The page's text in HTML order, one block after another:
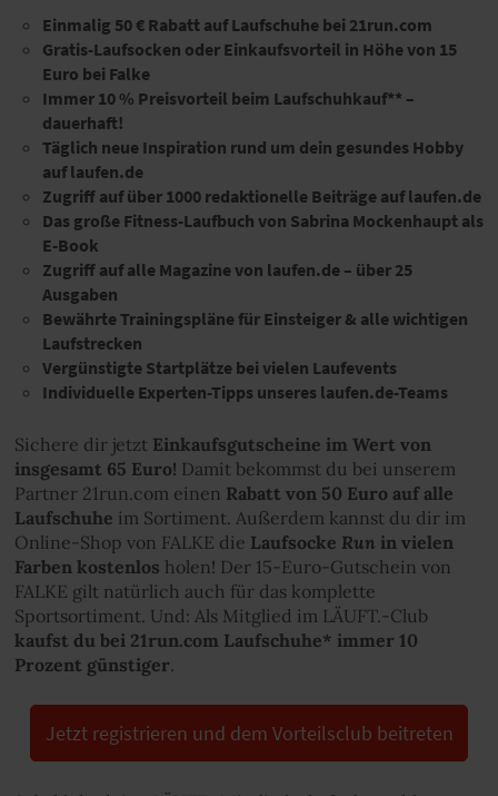
Einmalig 50 € Rabatt auf Laufschuhe bei 21run.com
Gratis-Laufsocken oder Einkaufsvorteil in Höhe von 15
Euro bei Falke
Immer 10 % Preisvorteil beim Laufschuhkauf** –
dauerhaft!
Täglich neue Inspiration rund um dein gesundes Hobby
auf laufen.de
Zugriff auf über 1000 redaktionelle Beiträge auf laufen.de
Das große Fitness-Laufbuch von Sabrina Mockenhaupt als
E-Book
Zugriff auf alle Magazine von laufen.de – über 25
Ausgaben
Bewährte Trainingspläne für Einsteiger & alle wichtigen
Laufstrecken
Vergünstigte Startplätze bei vielen Laufevents
Individuelle Experten-Tipps unseres laufen.de-Teams
Sichere dir jetzt Einkaufsgutscheine im Wert von
insgesamt 65 Euro! Damit bekommst du bei unserem
Partner 21run.com einen Rabatt von 50 Euro auf alle
Laufschuhe im Sortiment. Außerdem kannst du dir im
Online-Shop von FALKE die Laufsocke Run in vielen
Farben kostenlos holen! Der 15-Euro-Gutschein von
FALKE gilt natürlich auch für das komplette
Sportsortiment. Und: Als Mitglied im LÄUFT.-Club
kaufst du bei 21run.com Laufschuhe* immer 10
Prozent günstiger.
Jetzt registrieren und dem Vorteilsclub beitreten